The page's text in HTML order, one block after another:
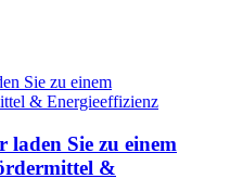
laden Sie zu einem
&